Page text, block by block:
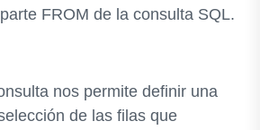
FROM de la consulta SQL.
nos permite definir una
de las filas que